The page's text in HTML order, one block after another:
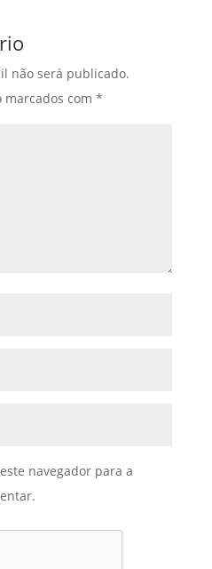
não será publicado.
marcados com *
navegador para a